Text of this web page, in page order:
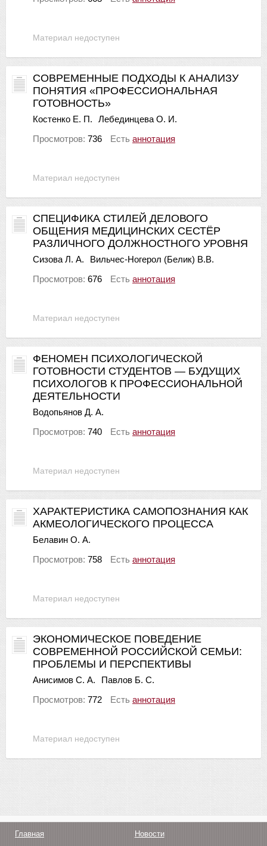
Материал недоступен
Материал недоступен
СОВРЕМЕННЫЕ ПОДХОДЫ К АНАЛИЗУ
ПОНЯТИЯ «ПРОФЕССИОНАЛЬНАЯ
ГОТОВНОСТЬ»
Костенко Е. П.
Лебединцева О. И.
Просмотров: 736 Есть аннотация
Материал недоступен
СПЕЦИФИКА СТИЛЕЙ ДЕЛОВОГО
ОБЩЕНИЯ МЕДИЦИНСКИХ СЕСТЁР
РАЗЛИЧНОГО ДОЛЖНОСТНОГО УРОВНЯ
Сизова Л. А.
Вильчес-Ногерол (Белик) В.В.
Просмотров: 676 Есть аннотация
Материал недоступен
ФЕНОМЕН ПСИХОЛОГИЧЕСКОЙ
ГОТОВНОСТИ СТУДЕНТОВ — БУДУЩИХ
ПСИХОЛОГОВ К ПРОФЕССИОНАЛЬНОЙ
ДЕЯТЕЛЬНОСТИ
Водопьянов Д. А.
Просмотров: 740 Есть аннотация
Материал недоступен
ХАРАКТЕРИСТИКА САМОПОЗНАНИЯ КАК
АКМЕОЛОГИЧЕСКОГО ПРОЦЕССА
Белавин О. А.
Просмотров: 758 Есть аннотация
Материал недоступен
ЭКОНОМИЧЕСКОЕ ПОВЕДЕНИЕ
СОВРЕМЕННОЙ РОССИЙСКОЙ СЕМЬИ:
ПРОБЛЕМЫ И ПЕРСПЕКТИВЫ
Анисимов С. А.
Павлов Б. С.
Просмотров: 772 Есть аннотация
Главная Новости